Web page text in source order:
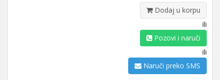
Dodaj u korpu
ili
Pozovi i naruči
ili
Naruči preko SMS